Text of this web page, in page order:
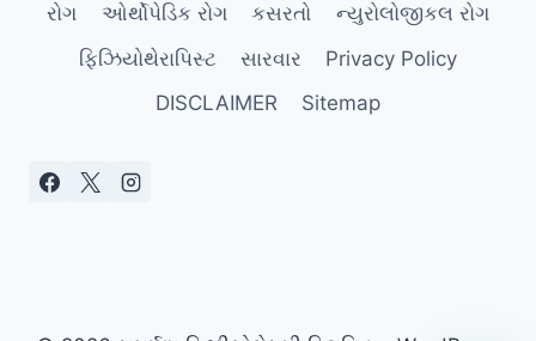
રોગ ઓર્થોપેડિક રોગ કસરતો
ન્યુરોલોજીકલ રોગ
ફિઝિયોથેરાપિસ્ટ
સારવાર
Privacy Policy
DISCLAIMER
Sitemap